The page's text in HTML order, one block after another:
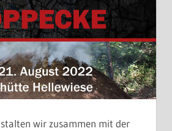
wir zusammen mit der